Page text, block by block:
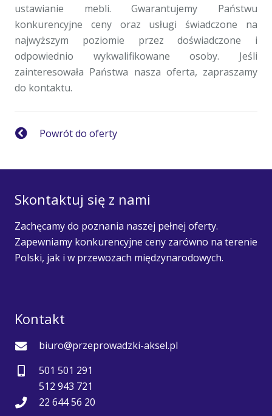
ustawianie mebli. Gwarantujemy Państwu
konkurencyjne ceny oraz usługi świadczone na
najwyższym poziomie przez doświadczone i
odpowiednio wykwalifikowane osoby. Jeśli
zainteresowała Państwa nasza oferta, zapraszamy
do kontaktu.
Powrót do oferty
Skontaktuj się z nami
Zachęcamy do poznania naszej pełnej oferty.
Zapewniamy konkurencyjne ceny zarówno na terenie
Polski, jak i w przewozach międzynarodowych.
Kontakt
biuro@przeprowadzki-aksel.pl
501 501 291
512 943 721
22 644 56 20